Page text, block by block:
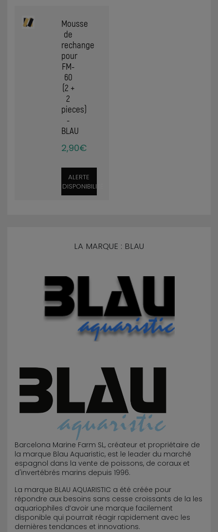
Mousse
de
rechange
pour
FM-
60
(2 +
2
pieces)
-
BLAU
2,90€
ALERTE
DISPONIBILITÉ
LA MARQUE : BLAU
Barcelona Marine Farm SL, créateur et propriétaire de
la marque Blau Aquaristic, est le leader du marché
espagnol dans la vente de poissons, de coraux et
d'invertébrés marins depuis 1996.
La marque BLAU AQUARISTIC a été créée pour
répondre aux besoins sans cesse croissants de la les
aquariophiles d’avoir une marque facilement
disponible qui pourrait réagir rapidement avec les
dernières tendances et innovations.